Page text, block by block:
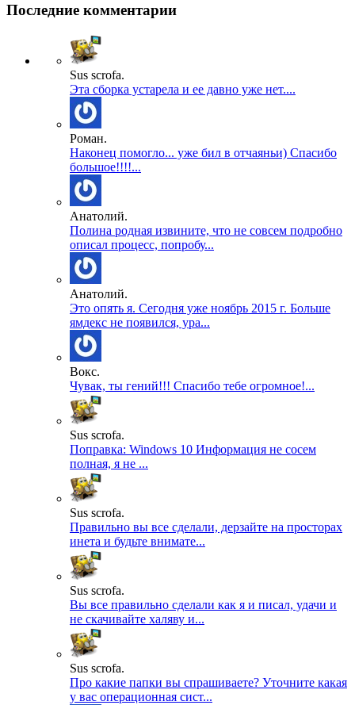
Последние комментарии
Sus scrofa.
Эта сборка устарела и ее давно уже нет....
Роман.
Наконец помогло... уже бил в отчаяньи) Спасибо
большое!!!!...
Анатолий.
Полина родная извините, что не совсем подробно
описал процесс, попробу...
Анатолий.
Это опять я. Сегодня уже ноябрь 2015 г. Больше
ямдекс не появился, ура...
Вокс.
Чувак, ты гений!!! Спасибо тебе огромное!...
Sus scrofa.
Поправка: Windows 10 Информация не сосем
полная, я не ...
Sus scrofa.
Правильно вы все сделали, дерзайте на просторах
инета и будьте внимате...
Sus scrofa.
Вы все правильно сделали как я и писал, удачи и
не скачивайте халяву и...
Sus scrofa.
Про какие папки вы спрашиваете? Уточните какая
у вас операционная сист...